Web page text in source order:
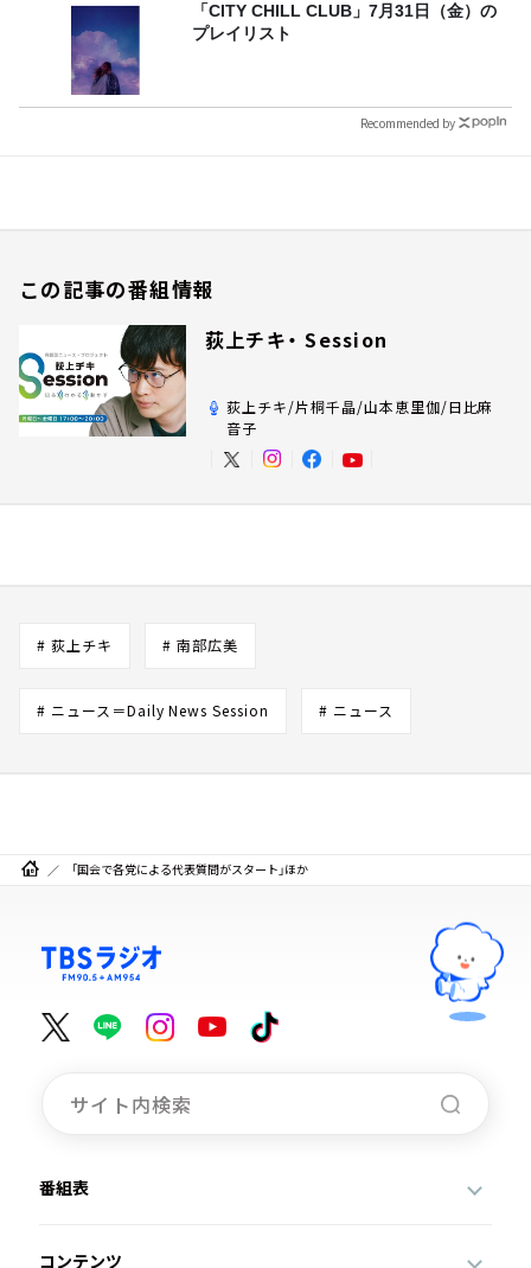
「CITY CHILL CLUB」7月31日（金）の
プレイリスト
Recommended by
この記事の番組情報
荻上チキ・ Session
荻上チキ/片桐千晶/山本恵里伽/日比麻
音子
# 荻上チキ # 南部広美
# ニュース＝Daily News Session # ニュース
「国会で各党による代表質問がスタート」ほか
番組表
コンテンツ